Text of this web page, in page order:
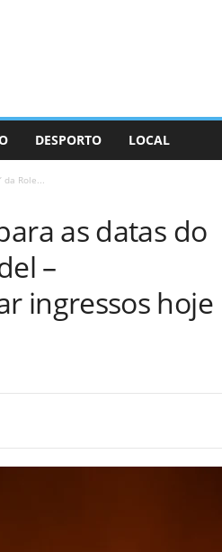
DESPORTO LOCAL
da Role...
as datas do
–
ingressos hoje